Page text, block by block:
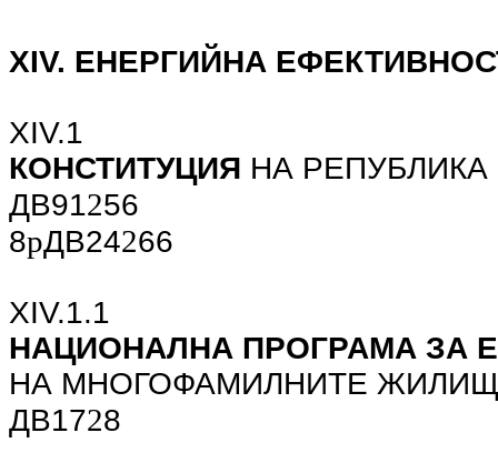
ХIV. ЕНЕРГИЙНА
ХIV.1
КОНСТИТУЦИЯ НА РЕПУБЛИКА
ДВ91256
8pДВ24266
ХIV.1.1
НАЦИОНАЛНА ПРОГРАМА ЗА
НА МНОГОФАМИЛНИТЕ
ДВ1728